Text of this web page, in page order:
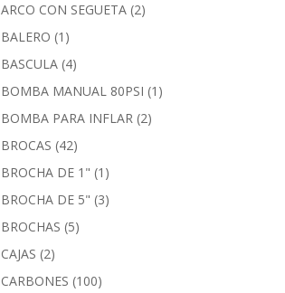
ARCO CON SEGUETA (2)
BALERO (1)
BASCULA (4)
BOMBA MANUAL 80PSI (1)
BOMBA PARA INFLAR (2)
BROCAS (42)
BROCHA DE 1" (1)
BROCHA DE 5" (3)
BROCHAS (5)
CAJAS (2)
CARBONES (100)